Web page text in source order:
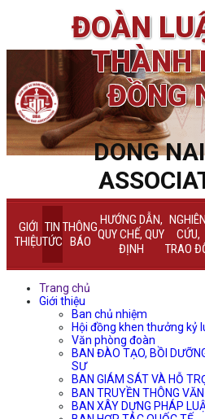
ĐOÀN
THÀNH
ĐỒNG
DONG
GIỚI
THIỆU
TIN
TỨC
THÔNG
BÁO
HƯỚNG DẪN,
QUY CHẾ, QUY
ĐỊNH
NGHIÊN
CỨU,
TRAO
Trang chủ
Giới thiệu
Ban chủ nhiệm
Hội đồng khen thưởng kỷ
Văn phòng đoàn
BAN ĐÀO TẠO, BỒI
SƯ
BAN GIÁM SÁT VÀ HỖ
BAN TRUYỀN THÔNG
BAN XÂY DỰNG PHÁP